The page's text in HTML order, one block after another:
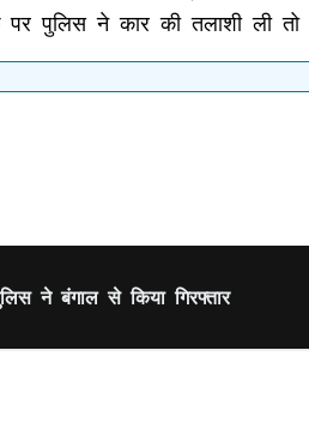
पुलिस ने कार की तलाशी ली तो
ने बंगाल से किया गिरफ्तार